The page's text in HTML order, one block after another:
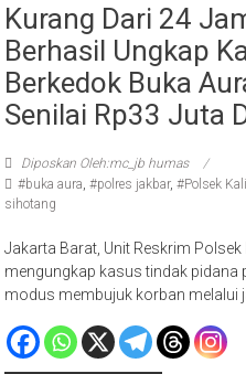
Kurang Dari 24
Berhasil Ungkap
Berkedok Buka
Senilai Rp33 Juta
Diposkan Oleh:mc_jb humas
#buka aura ,#polres jakbar,#Polsek
sihotang
Jakarta Barat, Unit Reskrim
mengungkap kasus tindak pidana
modus membujuk korban melalui